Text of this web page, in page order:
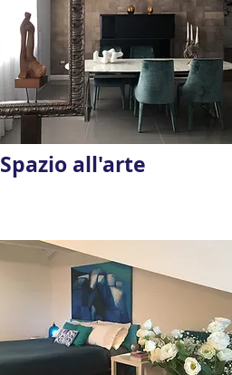
Spazio all'arte